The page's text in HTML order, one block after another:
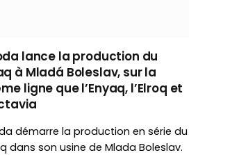
lance la production du
à Mladá Boleslav, sur la
ligne que l’Enyaq, l’Elroq et
démarre la production en série du
dans son usine de Mlada Boleslav.